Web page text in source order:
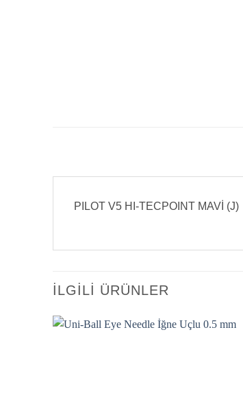
PILOT V5 HI-TECPOINT MAVİ (J)
İLGILI ÜRÜNLER